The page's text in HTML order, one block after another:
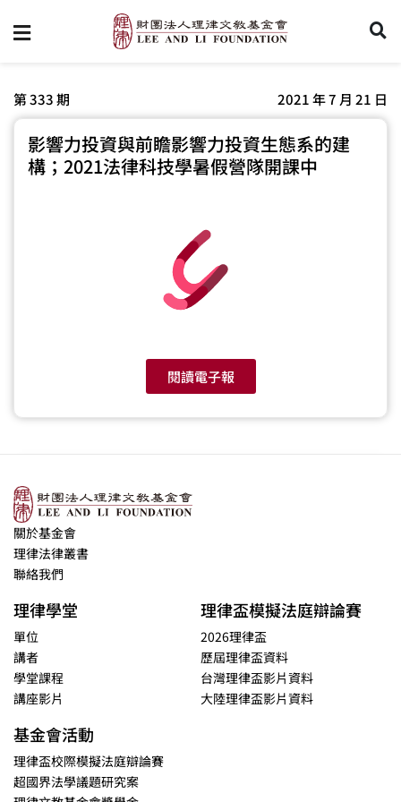
第 333 期 2021 年 7 月 21 日
影響力投資與前瞻影響力投資生態系的建
構；2021法律科技學暑假營隊開課中
閱讀電子報
關於基金會
理律法律叢書
聯絡我們
理律學堂
單位
講者
學堂課程
講座影片
理律盃模擬法庭辯論賽
2026理律盃
歷屆理律盃資料
台灣理律盃影片資料
大陸理律盃影片資料
基金會活動
理律盃校際模擬法庭辯論賽
超國界法學議題研究案